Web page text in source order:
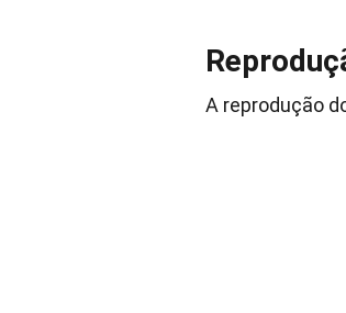
A reprodução